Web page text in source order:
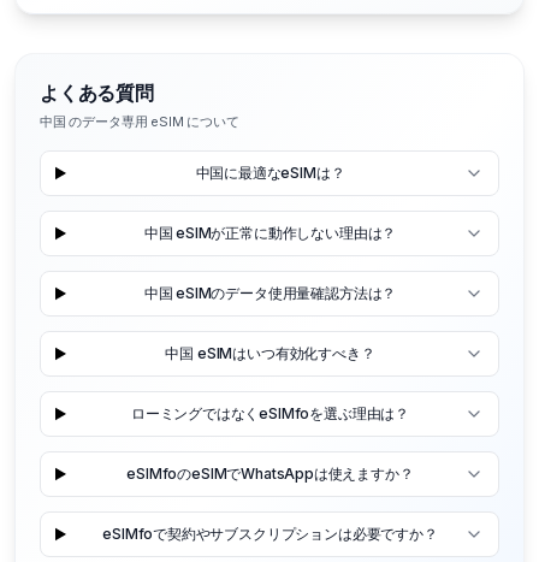
よくある質問
中国 のデータ専用 eSIM について
中国に最適なeSIMは？
中国 eSIMが正常に動作しない理由は？
中国 eSIMのデータ使用量確認方法は？
中国 eSIMはいつ有効化すべき？
ローミングではなくeSIMfoを選ぶ理由は？
eSIMfoのeSIMでWhatsAppは使えますか？
eSIMfoで契約やサブスクリプションは必要ですか？